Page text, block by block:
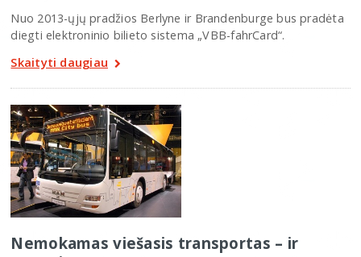
Nuo 2013-ųjų pradžios Berlyne ir Brandenburge bus pradėta
diegti elektroninio bilieto sistema „VBB-fahrCard“.
Skaityti daugiau
Nemokamas viešasis transportas – ir